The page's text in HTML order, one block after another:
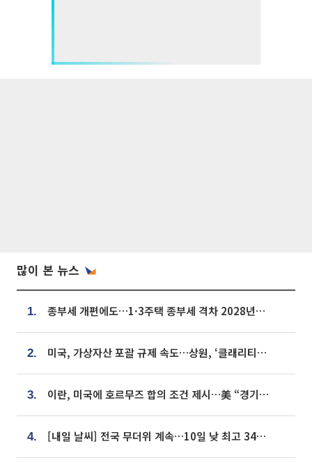
많이 본 뉴스
1. 종부세 개편에도…1·3주택 종부세 격차 2028년부터 확대
2. 미국, 가상자산 포괄 규제 속도…상원, ‘클래리티법’ 9월 절차투표 추진
3. 이란, 미국에 호르무즈 합의 조건 제시…美 “경기 아직 안 끝나” [종합]
4. [내일 날씨] 전국 무더위 계속…10일 낮 최고 34도 육박